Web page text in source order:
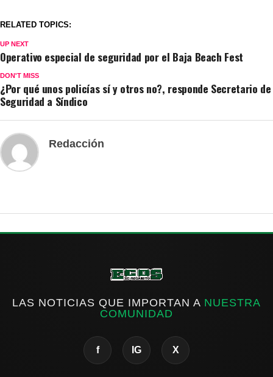
RELATED TOPICS:
UP NEXT
Operativo especial de seguridad por el Baja Beach Fest
DON'T MISS
¿Por qué unos policías sí y otros no?, responde Secretario de
Seguridad a Síndico
Redacción
LAS NOTICIAS QUE IMPORTAN A NUESTRA
COMUNIDAD
f IG X